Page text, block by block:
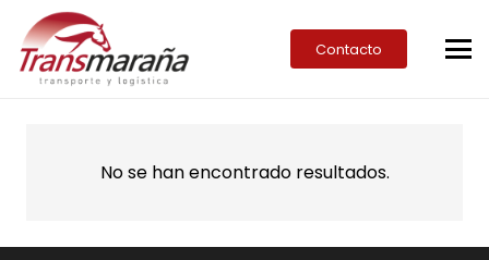
Contacto
No se han encontrado resultados.